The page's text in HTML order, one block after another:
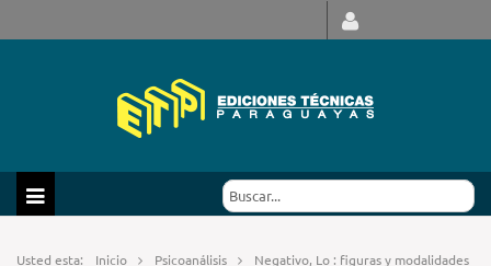
Usted esta: Inicio Psicoanálisis Negativo, Lo : figuras y modalidades